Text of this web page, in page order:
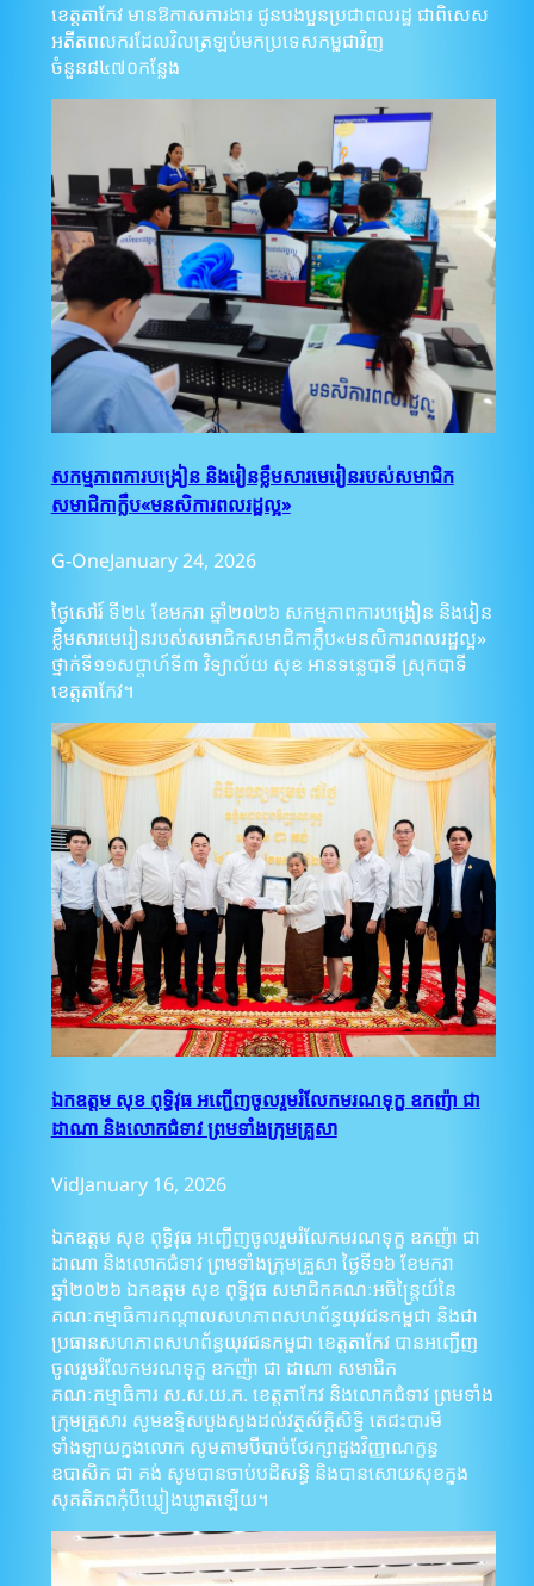
ខេត្តតាកែវ មានឱកាសការងារ ជូនបងប្អូនប្រជាពលរដ្ឋ ជាពិសេស
អតីតពលករដែលវិលត្រឡប់មកប្រទេសកម្ពុជាវិញ
ចំនួន៨៤៧០កន្លែង
សកម្មភាពការបង្រៀន និងរៀនខ្លឹមសារមេរៀនរបស់សមាជិក
សមាជិកាក្លឹប«មនសិការពលរដ្ឋល្អ»
G-OneJanuary 24, 2026
ថ្ងៃសៅរ៍ ទី២៤ ខែមករា ឆ្នាំ២០២៦ សកម្មភាពការបង្រៀន និងរៀន
ខ្លឹមសារមេរៀនរបស់សមាជិកសមាជិកាក្លឹប«មនសិការពលរដ្ឋល្អ»
ថ្នាក់ទី១១សប្តាហ៍ទី៣ វិទ្យាល័យ សុខ អានទន្លេបាទី ស្រុកបាទី
ខេត្តតាកែវ។
ឯកឧត្តម សុខ ពុទ្ធិវុធ អញ្ជើញចូលរួមរំលែកមរណទុក្ខ ឧកញ៉ា ជា
ដាណា និងលោកជំទាវ ព្រមទាំងក្រុមគ្រួសា
VidJanuary 16, 2026
ឯកឧត្តម សុខ ពុទ្ធិវុធ អញ្ជើញចូលរួមរំលែកមរណទុក្ខ ឧកញ៉ា ជា
ដាណា និងលោកជំទាវ ព្រមទាំងក្រុមគ្រួសា ថ្ងៃទី១៦ ខែមករា
ឆ្នាំ២០២៦ ឯកឧត្តម សុខ ពុទ្ធិវុធ សមាជិកគណៈអចិន្រ្តៃយ៍នៃ
គណៈកម្មាធិការកណ្តាលសហភាពសហព័ន្ធយុវជនកម្ពុជា និងជា
ប្រធានសហភាពសហព័ន្ធយុវជនកម្ពុជា ខេត្តតាកែវ បានអញ្ជើញ
ចូលរួមរំលែកមរណទុក្ខ ឧកញ៉ា ជា ដាណា សមាជិក
គណៈកម្មាធិការ ស.ស.យ.ក. ខេត្តតាកែវ និងលោកជំទាវ ព្រមទាំង
ក្រុមគ្រួសារ សូមឧទ្ទិសបួងសួងដល់វត្ថុស័ក្តិសិទ្ធិ តេជះបារមី
ទាំងឡាយក្នុងលោក សូមតាមបីបាច់ថែរក្សាដួងវិញ្ញាណក្ខន្ធ
ឧបាសិក ជា គង់ សូមបានចាប់បដិសន្ធិ និងបានសោយសុខក្នុង
សុគតិភពកុំបីឃ្លៀងឃ្លាតឡើយ។